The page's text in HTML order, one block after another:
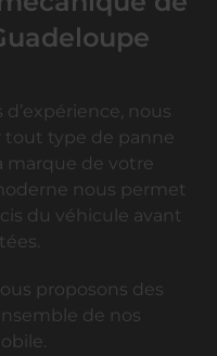
nous
tout type de panne
marque de votre
nous permet
du véhicule avant
proposons des
de nos